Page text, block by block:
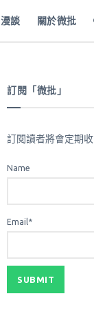
漫談 關於微批
訂閱「微批」
訂閱讀者將會定期
Name
Email*